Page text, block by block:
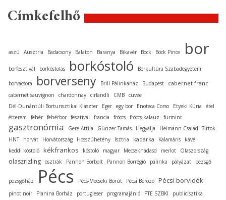
Címkefelhő
aszú Ausztria Badacsony Balaton Baranya Bikavér Bock Bock Pince bor
borfesztivál borkóstolás borkóstoló Borkultúra Szabadegyetem
borvacsora borverseny Brill Pálinkaház Budapest cabernet franc
cabernet sauvignon chardonnay cirfandli CMB cuvée
Dél-Dunántúli Borturisztikai Klaszter
Eger egy bor Enoteca Corso Etyeki Kúria
étel
étterem
fehér fehérbor fesztivál francia fröccs fröccs-kalauz furmint
gasztronómia Gere Attila Günzer Tamás Hegyalja
Heimann Családi Birtok
HNT
horvát Horvátország Hosszúhetény Isztria kadarka Kalamáris
kávé
keddi kóstoló kékfrankos kóstoló magyar Mecseknádasd merlot Olaszország
olaszrizling osztrák Pannon Borbolt Pannon Borrégió pálinka pályázat pezsgő
pezsgőház Pécs Pécs-Mecseki Borút Pécsi Borozó Pécsi borvidék
pinot noir Planina Borház portugieser programajánló PTE SZBKI
publicisztika